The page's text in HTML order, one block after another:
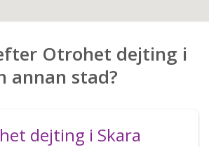
Otrohet dejting i
annan stad?
dejting i Skara